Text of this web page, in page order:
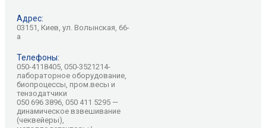
Адрес:
03151, Киев, ул. Волынская, 66-
а
Телефоны:
050-4118405, 050-3521214-
лабораторное оборудование,
биопроцессы, пром.весы и
тензодатчики
050 696 3896, 050 411 5295 —
динамическое взвешивание
(чеквейеры),